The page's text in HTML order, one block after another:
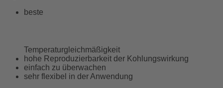
beste
Temperaturgleichmäßigkeit
hohe Reproduzierbarkeit der Kohlungswirkung
einfach zu überwachen
sehr flexibel in der Anwendung